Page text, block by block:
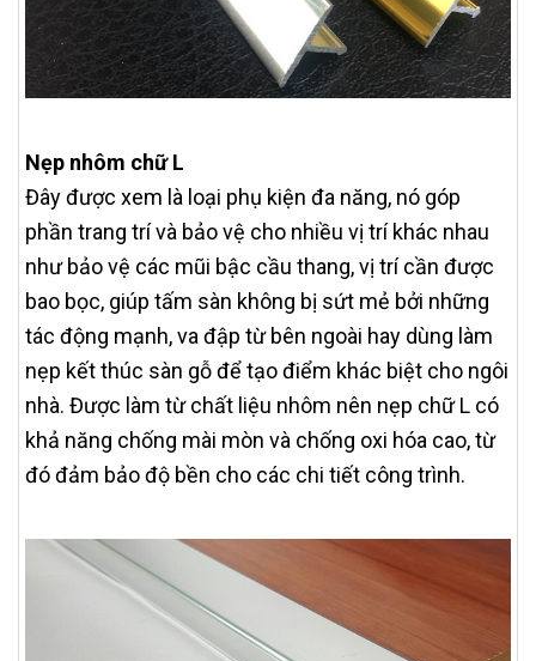
Nẹp nhôm chữ L
Đây được xem là loại phụ kiện đa năng, nó góp
phần trang trí và bảo vệ cho nhiều vị trí khác nhau
như bảo vệ các mũi bậc cầu thang, vị trí cần được
bao bọc, giúp tấm sàn không bị sứt mẻ bởi những
tác động mạnh, va đập từ bên ngoài hay dùng làm
nẹp kết thúc sàn gỗ để tạo điểm khác biệt cho ngôi
nhà. Được làm từ chất liệu nhôm nên nẹp chữ L có
khả năng chống mài mòn và chống oxi hóa cao, từ
đó đảm bảo độ bền cho các chi tiết công trình.